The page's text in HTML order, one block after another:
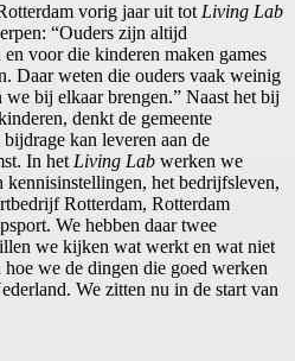
vorig jaar uit totLiving Lab
“Ouders zijn altijd
voor die kinderen maken games
Daar weten die ouders vaak weinig
bij elkaar brengen.” Naast het bij
denkt de gemeente
kan leveren aan de
In hetLiving Lab werken we
kennisinstellingen, het bedrijfsleven,
Rotterdam, Rotterdam
We hebben daar twee
we kijken wat werkt en wat niet
we de dingen die goed werken
We zitten nu in de start van